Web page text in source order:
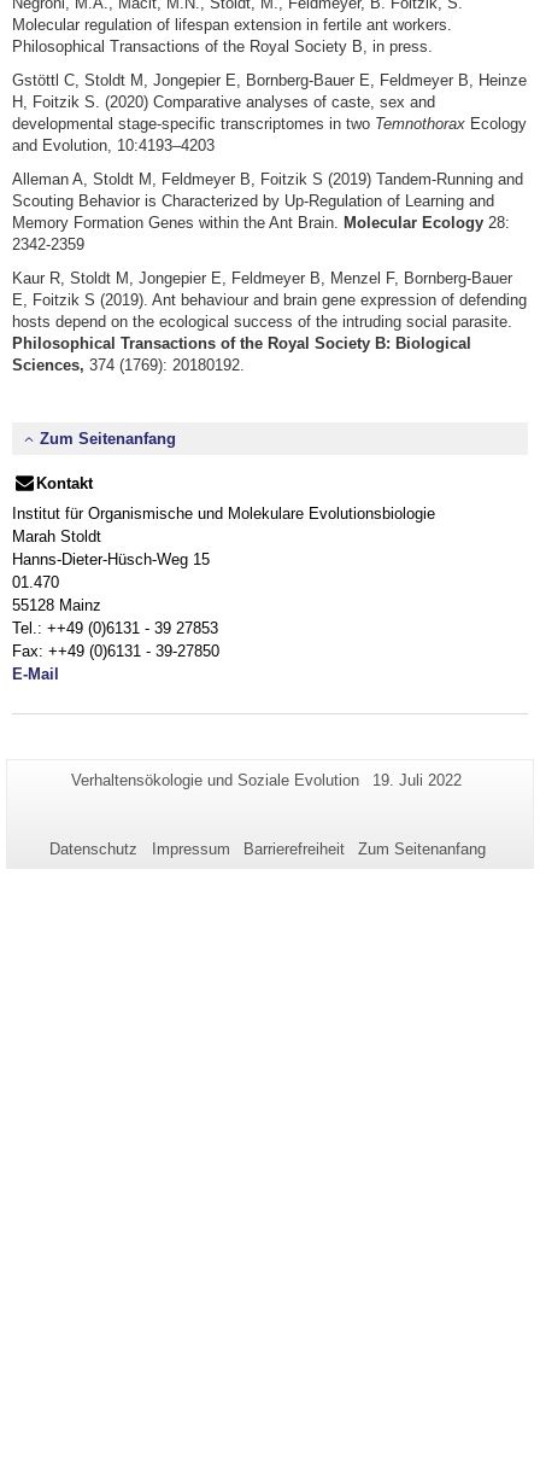
Molecular regulation of lifespan extension in fertile ant workers.
Philosophical Transactions of the Royal Society B, in press.
Gstöttl C, Stoldt M, Jongepier E, Bornberg-Bauer E, Feldmeyer B, Heinze
H, Foitzik S. (2020) Comparative analyses of caste, sex and
developmental stage-specific transcriptomes in two Temnothorax Ecology
and Evolution, 10:4193–4203
Alleman A, Stoldt M, Feldmeyer B, Foitzik S (2019) Tandem-Running and
Scouting Behavior is Characterized by Up-Regulation of Learning and
Memory Formation Genes within the Ant Brain. Molecular Ecology 28:
2342-2359
Kaur R, Stoldt M, Jongepier E, Feldmeyer B, Menzel F, Bornberg-Bauer
E, Foitzik S (2019). Ant behaviour and brain gene expression of defending
hosts depend on the ecological success of the intruding social parasite.
Philosophical Transactions of the Royal Society B: Biological
Sciences, 374 (1769): 20180192.
Zum Seitenanfang
Kontakt
Institut für Organismische und Molekulare Evolutionsbiologie
Marah Stoldt
Hanns-Dieter-Hüsch-Weg 15
01.470
​55128 Mainz
Tel.: ++49 (0)6131 - 39 27853
Fax: ++49 (0)6131 - 39-27850
E-Mail
Zusätzliche
dieser
Seiten-
Verhaltensökologie und Soziale Evolution
Letzte
19. Juli 2022
Datenschutz Impressum Barrierefreiheit Zum Seitenanfang